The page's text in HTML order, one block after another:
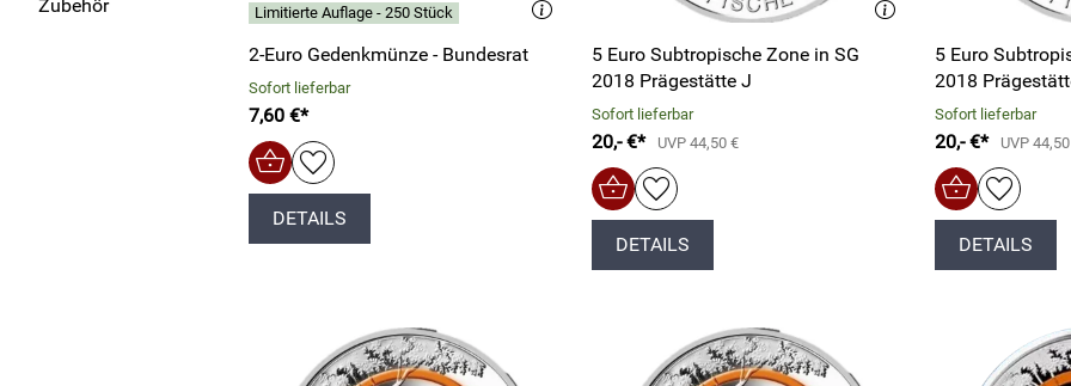
Zubehör
Limitierte Auflage - 250 Stück
2-Euro Gedenkmünze - Bundesrat
Sofort lieferbar
7,60 €*
DETAILS
5 Euro Subtropische Zone in SG
2018 Prägestätte J
Sofort lieferbar
20,- €* UVP 44,50 €
DETAILS
5 Euro
2018
Sofort lieferbar
20,- €* UVP
DETAILS